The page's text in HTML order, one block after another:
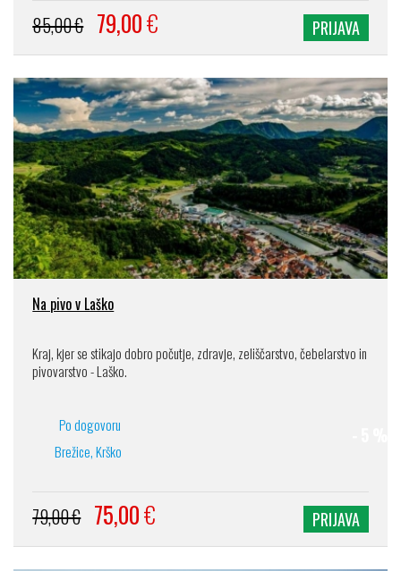
85,00 € 79,00€ PRIJAVA
Na pivo v Laško
Kraj, kjer se stikajo dobro počutje, zdravje, zeliščarstvo, čebelarstvo in
pivovarstvo - Laško.
Po dogovoru
Brežice, Krško
79,00 € 75,00€ PRIJAVA